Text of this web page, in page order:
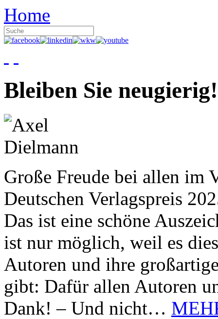
Home
Bleiben Sie neugierig!
Große Freude bei allen im
Deutschen Verlagspreis
Das ist eine schöne
ist nur möglich, weil es
Autoren und ihre
gibt: Dafür allen Autoren
Dank! – Und nicht…